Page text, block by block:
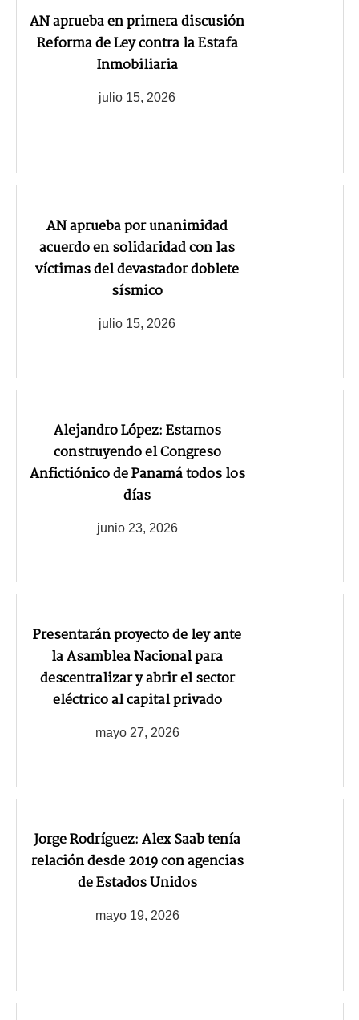
AN aprueba en primera discusión
Reforma de Ley contra la Estafa
Inmobiliaria
julio 15, 2026
AN aprueba por unanimidad
acuerdo en solidaridad con las
víctimas del devastador doblete
sísmico
julio 15, 2026
Alejandro López: Estamos
construyendo el Congreso
Anfictiónico de Panamá todos los
días
junio 23, 2026
Presentarán proyecto de ley ante
la Asamblea Nacional para
descentralizar y abrir el sector
eléctrico al capital privado
mayo 27, 2026
Jorge Rodríguez: Alex Saab tenía
relación desde 2019 con agencias
de Estados Unidos
mayo 19, 2026